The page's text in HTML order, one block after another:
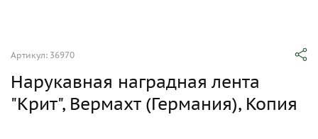
Артикул: 36970
Нарукавная наградная лента
"Крит", Вермахт (Германия), Копия